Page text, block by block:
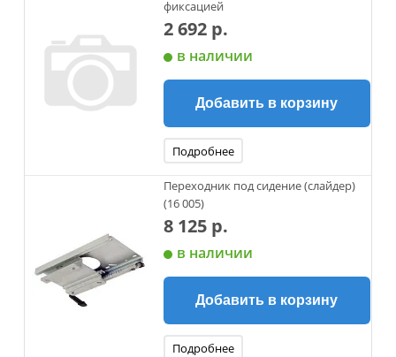
фиксацией
2 692 р.
в наличии
Добавить в корзину
Подробнее
Переходник под сидение (слайдер)
(16 005)
8 125 р.
в наличии
Добавить в корзину
Подробнее